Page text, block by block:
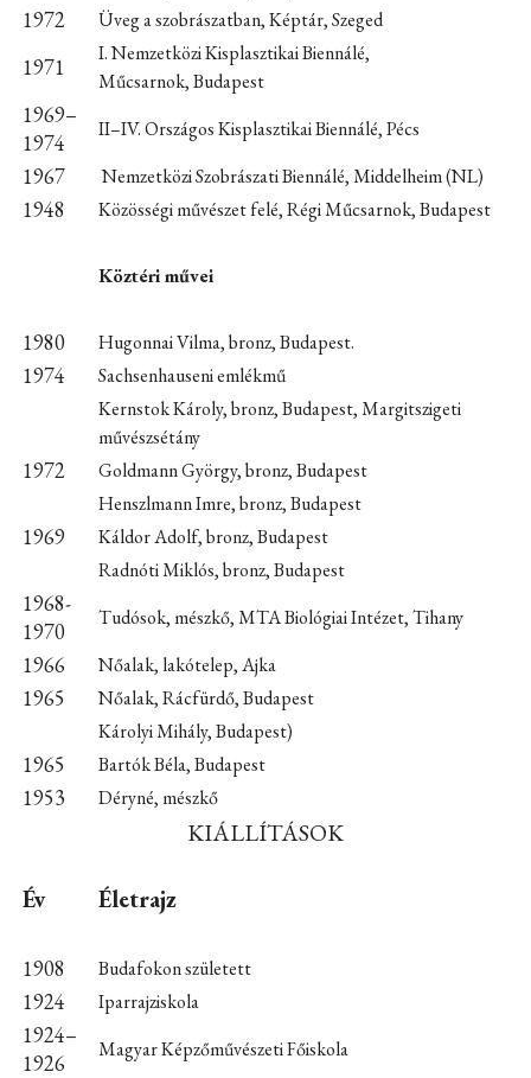
1972 Üveg a szobrászatban, Képtár, Szeged
1971
I. Nemzetközi Kisplasztikai Biennálé,
Műcsarnok, Budapest
1969–
1974
II–IV. Országos Kisplasztikai Biennálé, Pécs
1967 Nemzetközi Szobrászati Biennálé, Middelheim (NL)
1948 Közösségi művészet felé, Régi Műcsarnok, Budapest
Köztéri művei
1980 Hugonnai Vilma, bronz, Budapest.
1974
Sachsenhauseni emlékmű
Kernstok Károly, bronz, Budapest, Margitszigeti
művészsétány
1972
Goldmann György, bronz, Budapest
Henszlmann Imre, bronz, Budapest
1969
Káldor Adolf, bronz, Budapest
Radnóti Miklós, bronz, Budapest
1968-
1970
Tudósok, mészkő, MTA Biológiai Intézet, Tihany
1966 Nőalak, lakótelep, Ajka
1965
Nőalak, Rácfürdő, Budapest
Károlyi Mihály, Budapest)
1965 Bartók Béla, Budapest
1953 Déryné, mészkő
KIÁLLÍTÁSOK
Év Életrajz
1908 Budafokon született
1924 Iparrajziskola
1924–
1926
Magyar Képzőművészeti Főiskola